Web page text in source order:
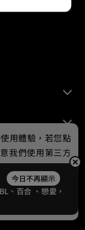
Ltd.
今日不再顯示
、 百合 、戀愛，
用體驗，若您點
我們使用第三方